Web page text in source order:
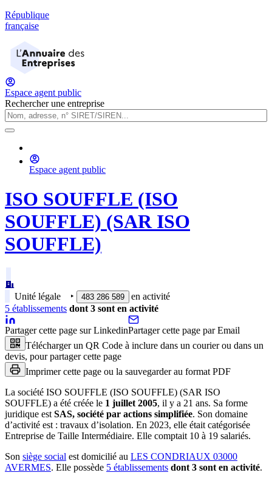
République
française
Espace agent public
Rechercher une entreprise
Espace agent public
ISO SOUFFLE (ISO
SOUFFLE) (SAR ISO
SOUFFLE)
Unité légale ‣ 483 286 589
en activité
5 établissements dont 3 sont en activité
Partager cette page sur LinkedinPartager cette page par Email
Télécharger un QR Code à inclure dans un courier ou dans un
devis, pour partager cette page
Imprimer cette page ou la sauvegarder au format PDF
La société ISO SOUFFLE (ISO SOUFFLE) (SAR ISO
SOUFFLE) a été créée le 1 juillet 2005, il y a 21 ans. Sa forme
juridique est SAS, société par actions simplifiée. Son domaine
d’activité est : travaux d’isolation. En 2023, elle était catégorisée
Entreprise de Taille Intermédiaire. Elle comptait 10 à 19 salariés.
Son siège social est domicilié au LES CONDRIAUX 03000
AVERMES. Elle possède 5 établissements dont 3 sont en activité.